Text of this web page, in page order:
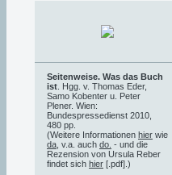
Seitenweise. Was das Buch
ist . Hgg. v. Thomas Eder,
Samo Kobenter u. Peter
Plener. Wien:
Bundespressedienst 2010,
480 pp.
(Weitere Informationen hier wie
da , v.a. auch do. - und die
Rezension von Ursula Reber
findet sich hier [.pdf].)